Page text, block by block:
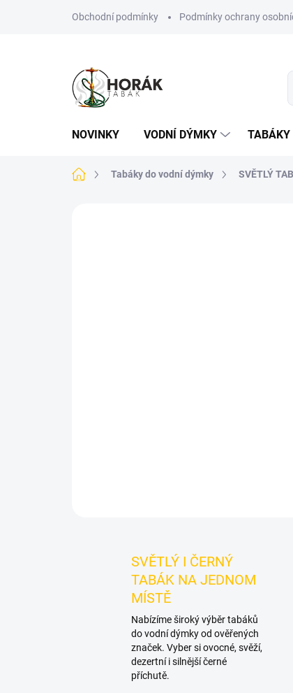
Obchodní podmínky Podmínky ochrany
NOVINKY VODNÍ DÝMKY TABÁKY
Domů Tabáky do vodní dýmky SVĚTLÝ
SVĚTLÝ I ČERNÝ
TABÁK NA JEDNOM
MÍSTĚ
Nabízíme široký výběr tabáků
do vodní dýmky od ověřených
značek. Vyber si ovocné, svěží,
dezertní i silnější černé
příchutě.